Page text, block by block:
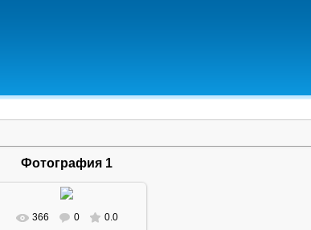
Фотография 1
В реальном размере
366 0 0.0